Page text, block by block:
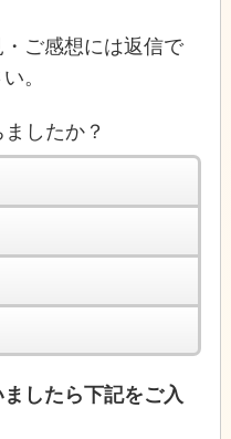
ご感想には返信で
。
したか？
したら下記をご入